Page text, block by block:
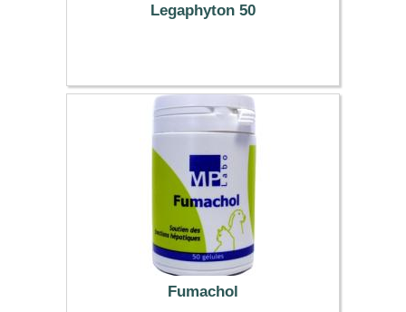
Legaphyton 50
9.89 €
Fumachol